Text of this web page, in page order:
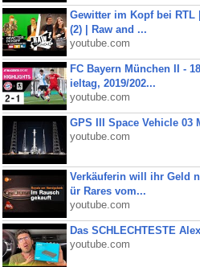
Gewitter im Kopf bei
(2) | Raw and ...
youtube.com
FC Bayern München II -
ieltag, 2019/202...
youtube.com
GPS III Space Vehicle 03
youtube.com
Verkäuferin will ihr Geld
ür Rares vom...
youtube.com
Das SCHLECHTESTE
youtube.com